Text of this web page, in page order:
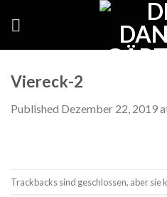
Viereck-2
Published Dezember 22, 2019
Trackbacks sind geschlossen, aber sie